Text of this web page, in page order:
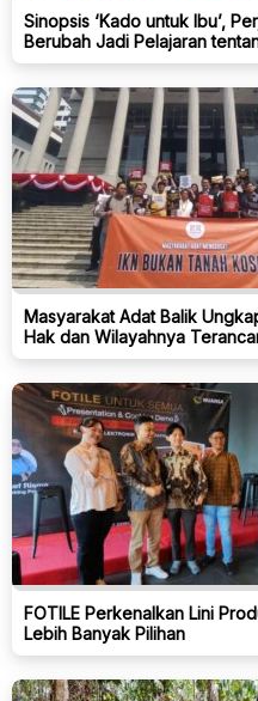
Sinopsis ‘Kado untuk Ibu’,
Berubah Jadi Pelajaran
Masyarakat Adat Balik
Hak dan Wilayahnya
FOTILE Perkenalkan Lini
Lebih Banyak Pilihan